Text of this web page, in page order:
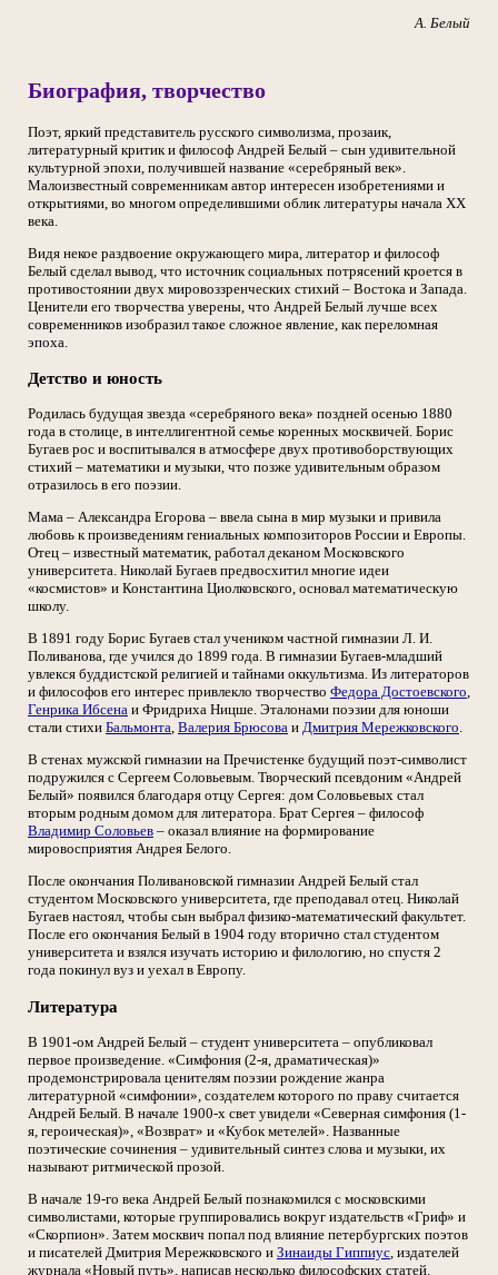
А. Белый
Биография, творчество
Поэт, яркий представитель русского символизма, прозаик,
литературный критик и философ Андрей Белый – сын удивительной
культурной эпохи, получившей название «серебряный век».
Малоизвестный современникам автор интересен изобретениями и
открытиями, во многом определившими облик литературы начала ХХ
века.
Видя некое раздвоение окружающего мира, литератор и философ
Белый сделал вывод, что источник социальных потрясений кроется в
противостоянии двух мировоззренческих стихий – Востока и Запада.
Ценители его творчества уверены, что Андрей Белый лучше всех
современников изобразил такое сложное явление, как переломная
эпоха.
Детство и юность
Родилась будущая звезда «серебряного века» поздней осенью 1880
года в столице, в интеллигентной семье коренных москвичей. Борис
Бугаев рос и воспитывался в атмосфере двух противоборствующих
стихий – математики и музыки, что позже удивительным образом
отразилось в его поэзии.
Мама – Александра Егорова – ввела сына в мир музыки и привила
любовь к произведениям гениальных композиторов России и Европы.
Отец – известный математик, работал деканом Московского
университета. Николай Бугаев предвосхитил многие идеи
«космистов» и Константина Циолковского, основал математическую
школу.
В 1891 году Борис Бугаев стал учеником частной гимназии Л. И.
Поливанова, где учился до 1899 года. В гимназии Бугаев-младший
увлекся буддистской религией и тайнами оккультизма. Из литераторов
и философов его интерес привлекло творчество Федора Достоевского,
Генрика Ибсена и Фридриха Ницше. Эталонами поэзии для юноши
стали стихи Бальмонта, Валерия Брюсова и Дмитрия Мережковского.
В стенах мужской гимназии на Пречистенке будущий поэт-символист
подружился с Сергеем Соловьевым. Творческий псевдоним «Андрей
Белый» появился благодаря отцу Сергея: дом Соловьевых стал
вторым родным домом для литератора. Брат Сергея – философ
Владимир Соловьев – оказал влияние на формирование
мировосприятия Андрея Белого.
После окончания Поливановской гимназии Андрей Белый стал
студентом Московского университета, где преподавал отец. Николай
Бугаев настоял, чтобы сын выбрал физико-математический факультет.
После его окончания Белый в 1904 году вторично стал студентом
университета и взялся изучать историю и филологию, но спустя 2
года покинул вуз и уехал в Европу.
Литература
В 1901-ом Андрей Белый – студент университета – опубликовал
первое произведение. «Симфония (2-я, драматическая)»
продемонстрировала ценителям поэзии рождение жанра
литературной «симфонии», создателем которого по праву считается
Андрей Белый. В начале 1900-х свет увидели «Северная симфония (1-
я, героическая)», «Возврат» и «Кубок метелей». Названные
поэтические сочинения – удивительный синтез слова и музыки, их
называют ритмической прозой.
В начале 19-го века Андрей Белый познакомился с московскими
символистами, которые группировались вокруг издательств «Гриф» и
«Скорпион». Затем москвич попал под влияние петербургских поэтов
и писателей Дмитрия Мережковского и Зинаиды Гиппиус , издателей
журнала «Новый путь», написав несколько философских статей.